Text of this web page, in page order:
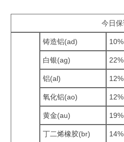
今日保证金(2026
铸造铝(ad) 10%
白银(ag) 22%
铝(al) 12%
氧化铝(ao) 12%
黄金(au) 19%
丁二烯橡胶(br) 14%